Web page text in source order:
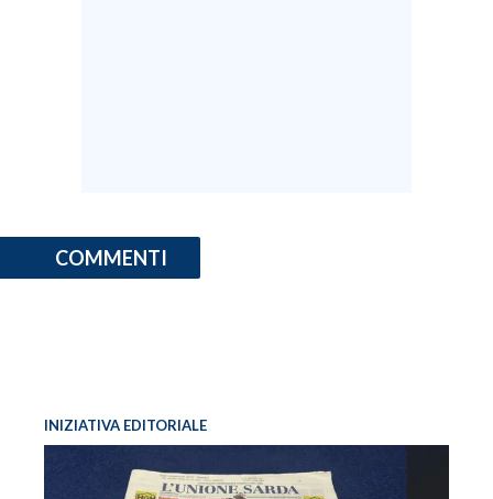
COMMENTI
INIZIATIVA EDITORIALE